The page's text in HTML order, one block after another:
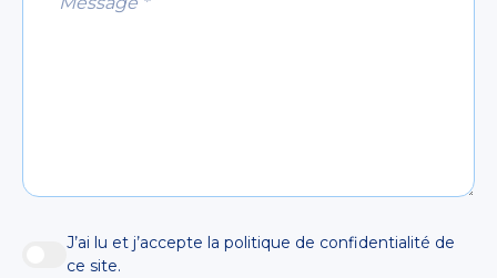
J’ai lu et j’accepte la politique de confidentialité de
ce site.